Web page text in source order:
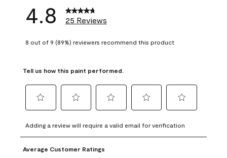
4.8 25 Reviews
8 out of 9 (89%) reviewers recommend this product
Tell us how this paint performed.
to
rate
the
item
to
rate
the
to
rate
the
item
to
rate
to
rate
Adding a review will require a valid email for verification
Average Customer Ratings